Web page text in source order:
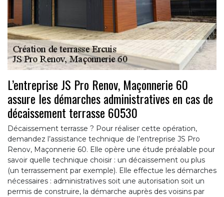
L’entreprise JS Pro Renov, Maçonnerie 60
assure les démarches administratives en cas de
décaissement terrasse 60530
Décaissement terrasse ? Pour réaliser cette opération,
demandez l’assistance technique de l’entreprise JS Pro
Renov, Maçonnerie 60. Elle opère une étude préalable pour
savoir quelle technique choisir : un décaissement ou plus
(un terrassement par exemple). Elle effectue les démarches
nécessaires : administratives soit une autorisation soit un
permis de construire, la démarche auprès des voisins par